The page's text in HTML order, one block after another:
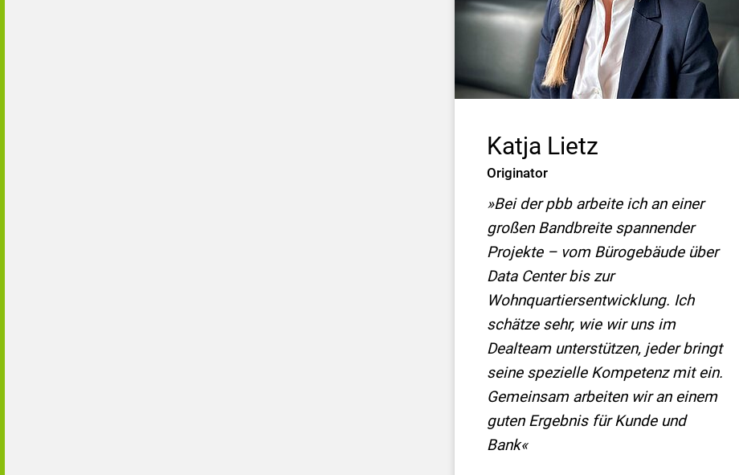
Katja Lietz
Originator
»Bei der pbb arbeite ich an einer
großen Bandbreite spannender
Projekte – vom Bürogebäude über
Data Center bis zur
Wohnquartiersentwicklung. Ich
schätze sehr, wie wir uns im
Dealteam unterstützen, jeder bringt
seine spezielle Kompetenz mit ein.
Gemeinsam arbeiten wir an einem
guten Ergebnis für Kunde und
Bank«